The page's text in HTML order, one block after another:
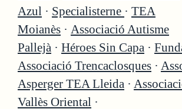
Azul · Specialisterne · TEA
Moianès · Associació Autisme
Pallejà · Héroes Sin Capa ·
Associació Trencaclosques ·
Asperger TEA Lleida ·
Vallès Oriental ·